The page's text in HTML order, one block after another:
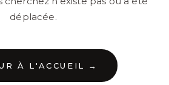
déplacée.
À L'ACCUEIL →